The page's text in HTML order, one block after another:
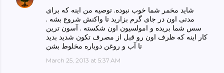
شاید مخمر شما خوب نبوده. توصیه من اینه که برای
مدتی اون در جای گرم بزارید تا واکنش شروع بشه .
سس شما بریده و امولسیون اون شکسته . آسون ترین
کار اینه که ظرف اون رو قبل از مصرف تکون شدید بدید
تا آب و روغن دوباره مخلوط بشن
March 25, 2013 at 5:37 AM